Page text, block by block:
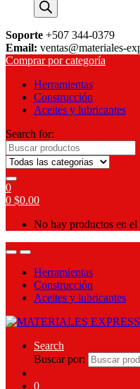
Soporte +507 344-0379
Email: ventas@materiales-
Comprar por categoría
Herramientas
Construcción
Aceites y lubricantes
Search for:
0
0 $0.00
No hay productos en el
Herramientas
Construcción
Aceites y lubricantes
Search
Buscar por:
0